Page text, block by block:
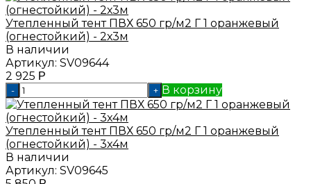
Утепленный тент ПВХ 650 гр/м2 Г 1 оранжевый
(огнестойкий) - 2х3м
В наличии
Артикул: SV09644
2 925 Р
- + В корзину
Утепленный тент ПВХ 650 гр/м2 Г 1 оранжевый
(огнестойкий) - 3x4м
В наличии
Артикул: SV09645